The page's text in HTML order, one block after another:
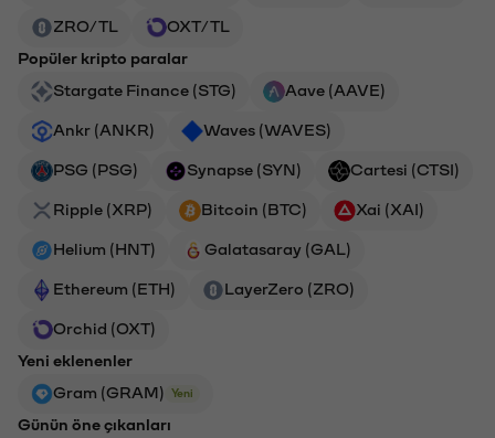
ZRO/TL
OXT/TL
Popüler kripto paralar
Stargate Finance (STG)
Aave (AAVE)
Ankr (ANKR) Waves (WAVES)
PSG (PSG) Synapse (SYN) Cartesi (CTSI)
Ripple (XRP) Bitcoin (BTC) Xai (XAI)
Helium (HNT) Galatasaray (GAL)
Ethereum (ETH) LayerZero (ZRO)
Orchid (OXT)
Yeni eklenenler
Gram (GRAM)
Yeni
Günün öne çıkanları